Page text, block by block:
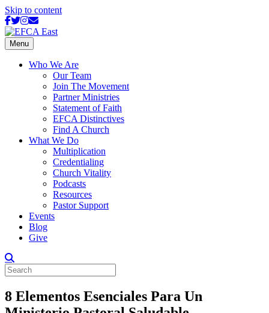
Skip to content
Facebook
Twitter
Instagram
Email
Menu
Who We Are
Our Team
Join The Movement
Partner Ministries
Statement of Faith
EFCA Distinctives
Find A Church
What We Do
Multiplication
Credentialing
Church Vitality
Podcasts
Resources
Pastor Support
Events
Blog
Give
8 Elementos Esenciales Para Un